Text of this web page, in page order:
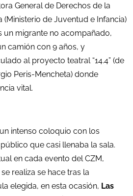
General de Derechos de la
(Ministerio de Juventud e Infancia)
un migrante no acompañado,
camión con 9 años, y
al proyecto teatral “14.4” (de
Peris-Mencheta) donde
vital.
intenso coloquio con los
que casi llenaba la sala.
en cada evento del CZM,
realiza se hace tras la
elegida, en esta ocasión, Las